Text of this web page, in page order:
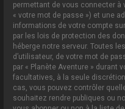
permettant de vous connecter à
« votre mot de passe ») et une
informations de votre compte
par les lois de protection des
héberge notre serveur. Toutes
d’utilisateur, de votre mot de
par « Planète Aventure » durant
facultatives, à la seule
cas, vous pouvez contrôler
souhaitez rendre publiques ou